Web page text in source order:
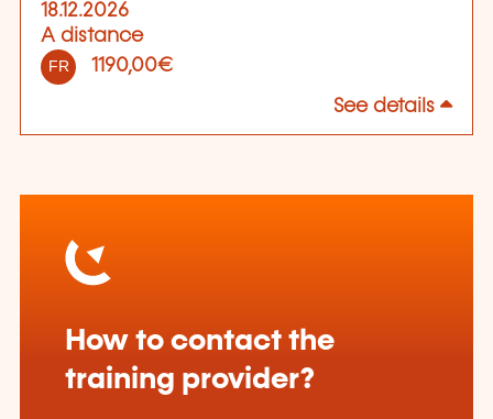
18.12.2026
A distance
FR 1190,00€
See details
How to contact the
training provider?